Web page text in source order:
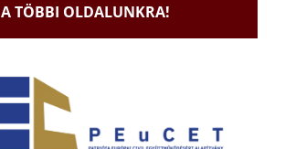
TÖBBI OLDALUNKRA!